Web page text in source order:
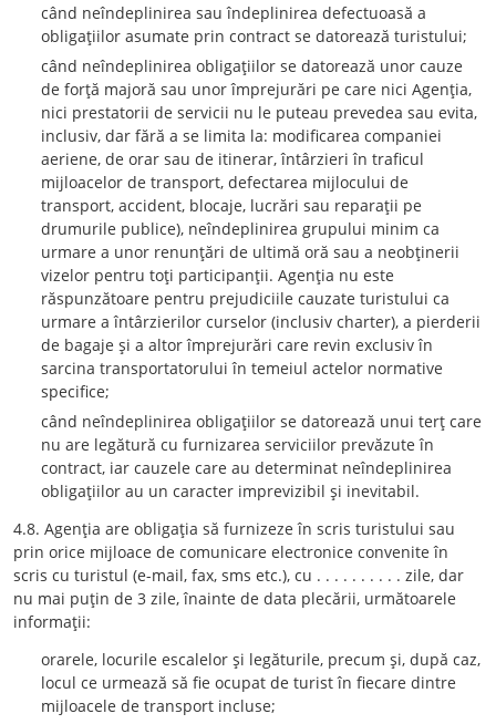
când neîndeplinirea sau îndeplinirea defectuoasă a
obligaţiilor asumate prin contract se datorează turistului;
când neîndeplinirea obligaţiilor se datorează unor cauze
de forţă majoră sau unor împrejurări pe care nici Agenţia,
nici prestatorii de servicii nu le puteau prevedea sau evita,
inclusiv, dar fără a se limita la: modificarea companiei
aeriene, de orar sau de itinerar, întârzieri în traficul
mijloacelor de transport, defectarea mijlocului de
transport, accident, blocaje, lucrări sau reparaţii pe
drumurile publice), neîndeplinirea grupului minim ca
urmare a unor renunţări de ultimă oră sau a neobţinerii
vizelor pentru toţi participanţii. Agenţia nu este
răspunzătoare pentru prejudiciile cauzate turistului ca
urmare a întârzierilor curselor (inclusiv charter), a pierderii
de bagaje şi a altor împrejurări care revin exclusiv în
sarcina transportatorului în temeiul actelor normative
specifice;
când neîndeplinirea obligaţiilor se datorează unui terţ care
nu are legătură cu furnizarea serviciilor prevăzute în
contract, iar cauzele care au determinat neîndeplinirea
obligaţiilor au un caracter imprevizibil şi inevitabil.
4.8. Agenţia are obligaţia să furnizeze în scris turistului sau
prin orice mijloace de comunicare electronice convenite în
scris cu turistul (e-mail, fax, sms etc.), cu . . . . . . . . . . zile, dar
nu mai puţin de 3 zile, înainte de data plecării, următoarele
informaţii:
orarele, locurile escalelor şi legăturile, precum şi, după caz,
locul ce urmează să fie ocupat de turist în fiecare dintre
mijloacele de transport incluse;